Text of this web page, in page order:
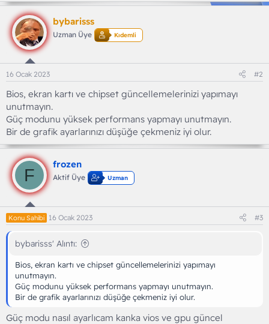
bybarisss
Uzman Üye Kıdemli
16 Ocak 2023 #2
Bios, ekran kartı ve chipset güncellemelerinizi yapımayı
unutmayın.
Güç modunu yüksek performans yapmayı unutmayın.
Bir de grafik ayarlarınızı düşüğe çekmeniz iyi olur.
F
frozen
Aktif Üye Uzman
Konu Sahibi 16 Ocak 2023 #3
bybarisss' Alıntı:
Bios, ekran kartı ve chipset güncellemelerinizi yapımayı
unutmayın.
Güç modunu yüksek performans yapmayı unutmayın.
Bir de grafik ayarlarınızı düşüğe çekmeniz iyi olur.
Güç modu nasıl ayarlıcam kanka vios ve gpu güncel